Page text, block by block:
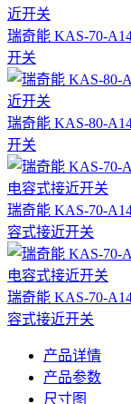
瑞奇能 KAS-70-
开关
瑞奇能 KAS-80-
开关
瑞奇能 KAS-70-
容式接近开关
瑞奇能 KAS-70-
容式接近开关
产品详情
产品参数
尺寸图